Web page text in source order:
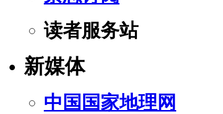
读者服务站
新媒体
中国国家地理网